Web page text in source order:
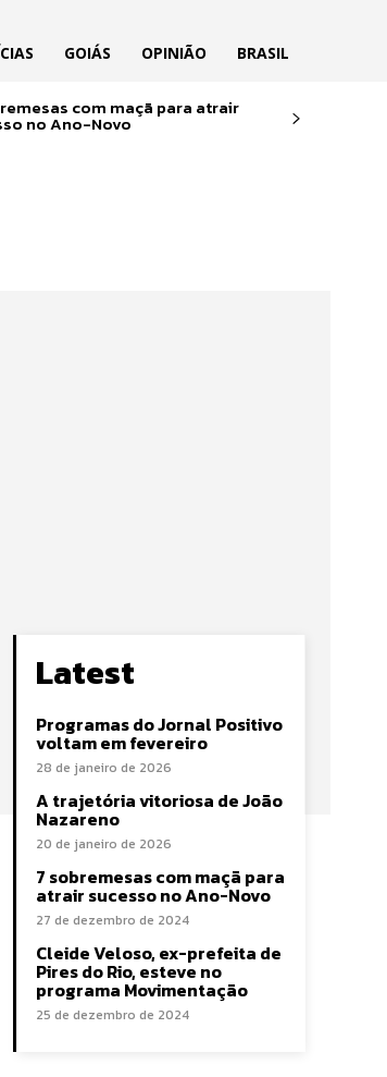
GOIÁS OPINIÃO BRASIL
com maçã para atrair
no Ano-Novo
Latest
Programas do Jornal Positivo
voltam em fevereiro
28 de janeiro de 2026
A trajetória vitoriosa de João
Nazareno
20 de janeiro de 2026
7 sobremesas com maçã para
atrair sucesso no Ano-Novo
27 de dezembro de 2024
Cleide Veloso, ex-prefeita de
Pires do Rio, esteve no
programa Movimentação
25 de dezembro de 2024